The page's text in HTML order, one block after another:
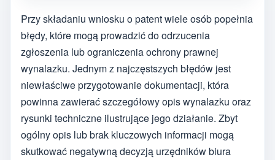
Przy składaniu wniosku o patent wiele osób popełnia
błędy, które mogą prowadzić do odrzucenia
zgłoszenia lub ograniczenia ochrony prawnej
wynalazku. Jednym z najczęstszych błędów jest
niewłaściwe przygotowanie dokumentacji, która
powinna zawierać szczegółowy opis wynalazku oraz
rysunki techniczne ilustrujące jego działanie. Zbyt
ogólny opis lub brak kluczowych informacji mogą
skutkować negatywną decyzją urzędników biura